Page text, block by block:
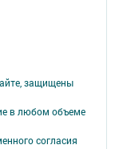
защищены
в любом объеме
согласия